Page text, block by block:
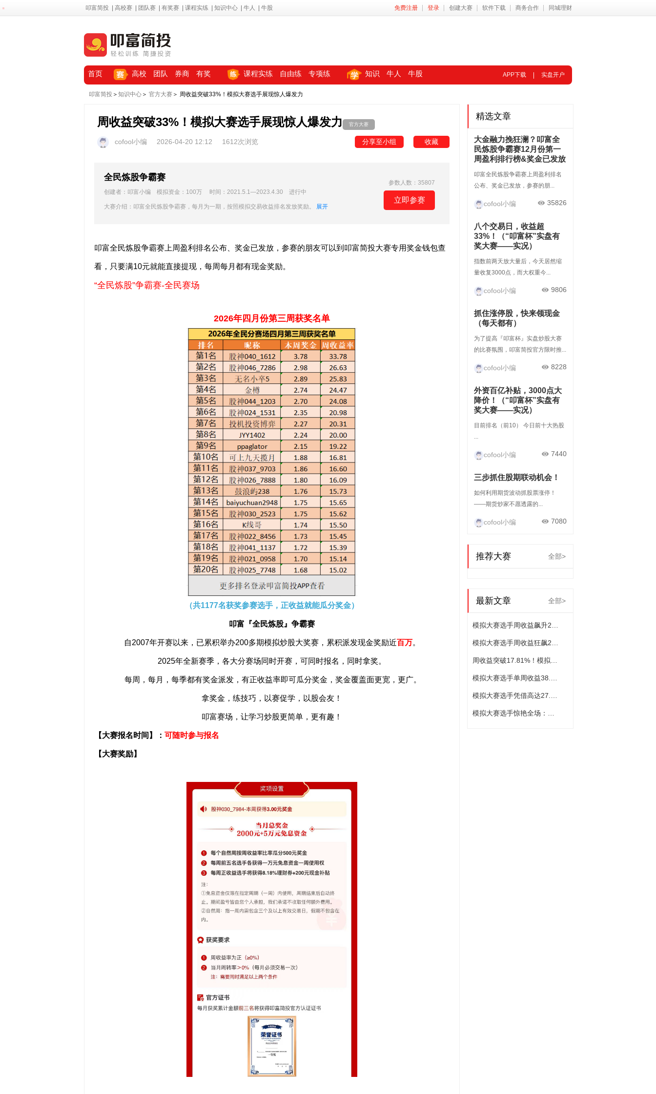
叩富简投 高校赛 团队赛 有奖赛 课程实练 知识中心 牛人 牛股 免费注册 登录 创建大赛 软件下载 商务合作 同城理财
首页 高校 团队 券商 有奖 课程实练 自由练 专项练 知识 牛人 牛股 APP下载 实盘开户
叩富简投 ＞ 知识中心 ＞ 官方大赛 ＞ 周收益突破33%！模拟大赛选手展现惊人爆发力
周收益突破33%！模拟大赛选手展现惊人爆发力 官方大赛
cofool小编 2026-04-20 12:12 1612次浏览 收藏
分享至小组
全民炼股争霸赛
创建者：叩富小编 模拟资金：100万 时间：2021.5.1—2023.4.30 进行中
大赛介绍：叩富全民炼股争霸赛，每月为一期，按照模拟交易收益排名发放奖励。 展开
参数人数：35807
立即参赛
叩富全民炼股争霸赛上周盈利排名公布、奖金已发放，参赛的朋友可以到叩富简投大赛专用奖金钱包查
看，只要满10元就能直接提现，每周每月都有现金奖励。
“全民炼股”争霸赛-全民赛场
2026年四月份第三周获奖名单
（共1177名获奖参赛选手，正收益就能瓜分奖金）
叩富『全民炼股』争霸赛
自2007年开赛以来，已累积举办200多期模拟炒股大奖赛，累积派发现金奖励近百万。
2025年全新赛季，各大分赛场同时开赛，可同时报名，同时拿奖。
每周，每月，每季都有奖金派发，有正收益率即可瓜分奖金，奖金覆盖面更宽，更广。
拿奖金，练技巧，以赛促学，以股会友！
叩富赛场，让学习炒股更简单，更有趣！
【大赛报名时间】： 可随时参与报名
【大赛奖励】
精选文章
大金融力挽狂澜？叩富全
民炼股争霸赛12月份第一
周盈利排行榜&奖金已发放
叩富全民炼股争霸赛上周盈利排名
公布、奖金已发放，参赛的朋...
cofool小编 35826
八个交易日，收益超
33%！（“叩富杯”实盘有
奖大赛——实况）
指数前两天放大量后，今天居然缩
量收复3000点，而大权重今...
cofool小编 9806
抓住涨停股，快来领现金
（每天都有）
为了提高『叩富杯』实盘炒股大赛
的比赛氛围，叩富简投官方限时推...
cofool小编 8228
外资百亿补贴，3000点大
降价！（“叩富杯”实盘有
奖大赛——实况）
目前排名（前10） 今日前十大热股
...
cofool小编 7440
三步抓住股期联动机会！
如何利用期货波动抓股票涨停！
——期货炒家不愿透露的...
cofool小编 7080
推荐大赛 全部>
最新文章 全部>